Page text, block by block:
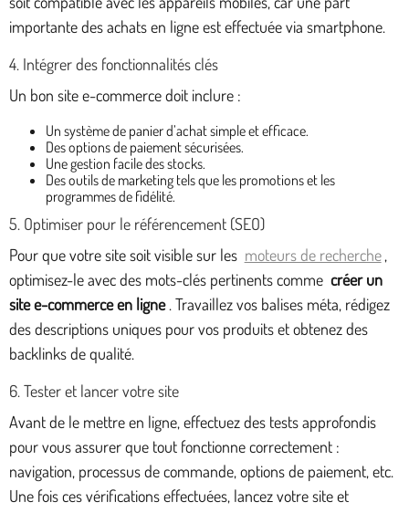
importante des achats en ligne est effectuée via smartphone.
4. Intégrer des fonctionnalités clés
Un bon site e-commerce doit inclure :
Un système de panier d’achat simple et efficace.
Des options de paiement sécurisées.
Une gestion facile des stocks.
Des outils de marketing tels que les promotions et les
programmes de fidélité.
5. Optimiser pour le référencement (SEO)
Pour que votre site soit visible sur les moteurs de recherche ,
optimisez-le avec des mots-clés pertinents comme créer un
site e-commerce en ligne . Travaillez vos balises méta, rédigez
des descriptions uniques pour vos produits et obtenez des
backlinks de qualité.
6. Tester et lancer votre site
Avant de le mettre en ligne, effectuez des tests approfondis
pour vous assurer que tout fonctionne correctement :
navigation, processus de commande, options de paiement, etc.
Une fois ces vérifications effectuées, lancez votre site et